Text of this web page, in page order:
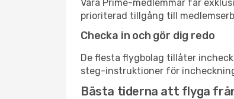
Våra Prime-medlemmar får
prioriterad tillgång till
Checka in och gör dig redo
De flesta flygbolag tillåter
steg-instruktioner för
Bästa tiderna att flyga